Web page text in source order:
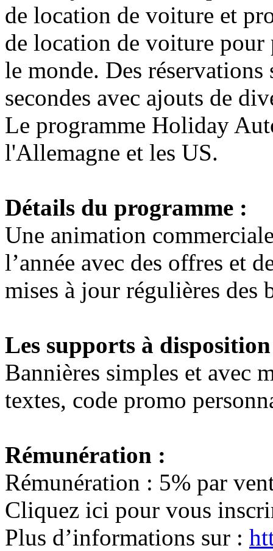
de location de voiture et
de location de voiture pour
le monde. Des
secondes avec ajouts de
Le programme Holiday
l'Allemagne et les US.
Détails du programme :
Une animation
l’année avec des offres et
mises à jour régulières des
Les supports à
Bannières simples et avec
textes, code promo
Rémunération :
Rémunération : 5% par
Cliquez ici pour vous
Plus d’informations sur :